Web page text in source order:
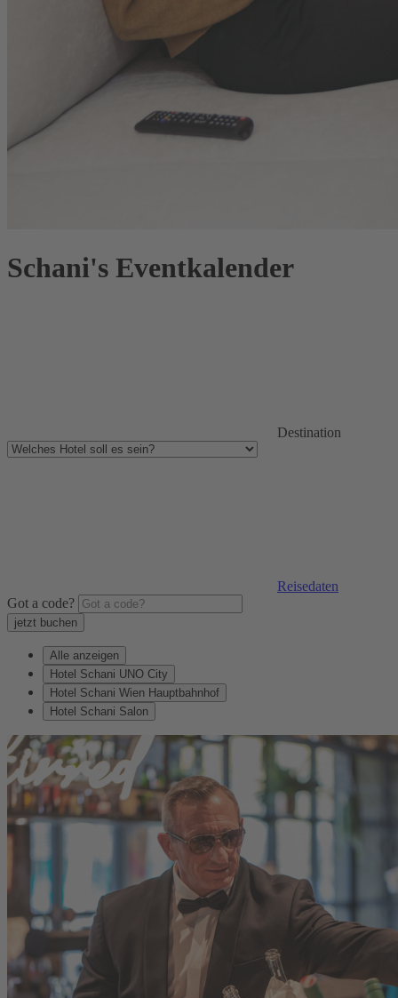
Schani's Eventkalender
Destination
Reisedaten
Got a code?
Alle anzeigen
Hotel Schani UNO City
Hotel Schani Wien Hauptbahnhof
Hotel Schani Salon